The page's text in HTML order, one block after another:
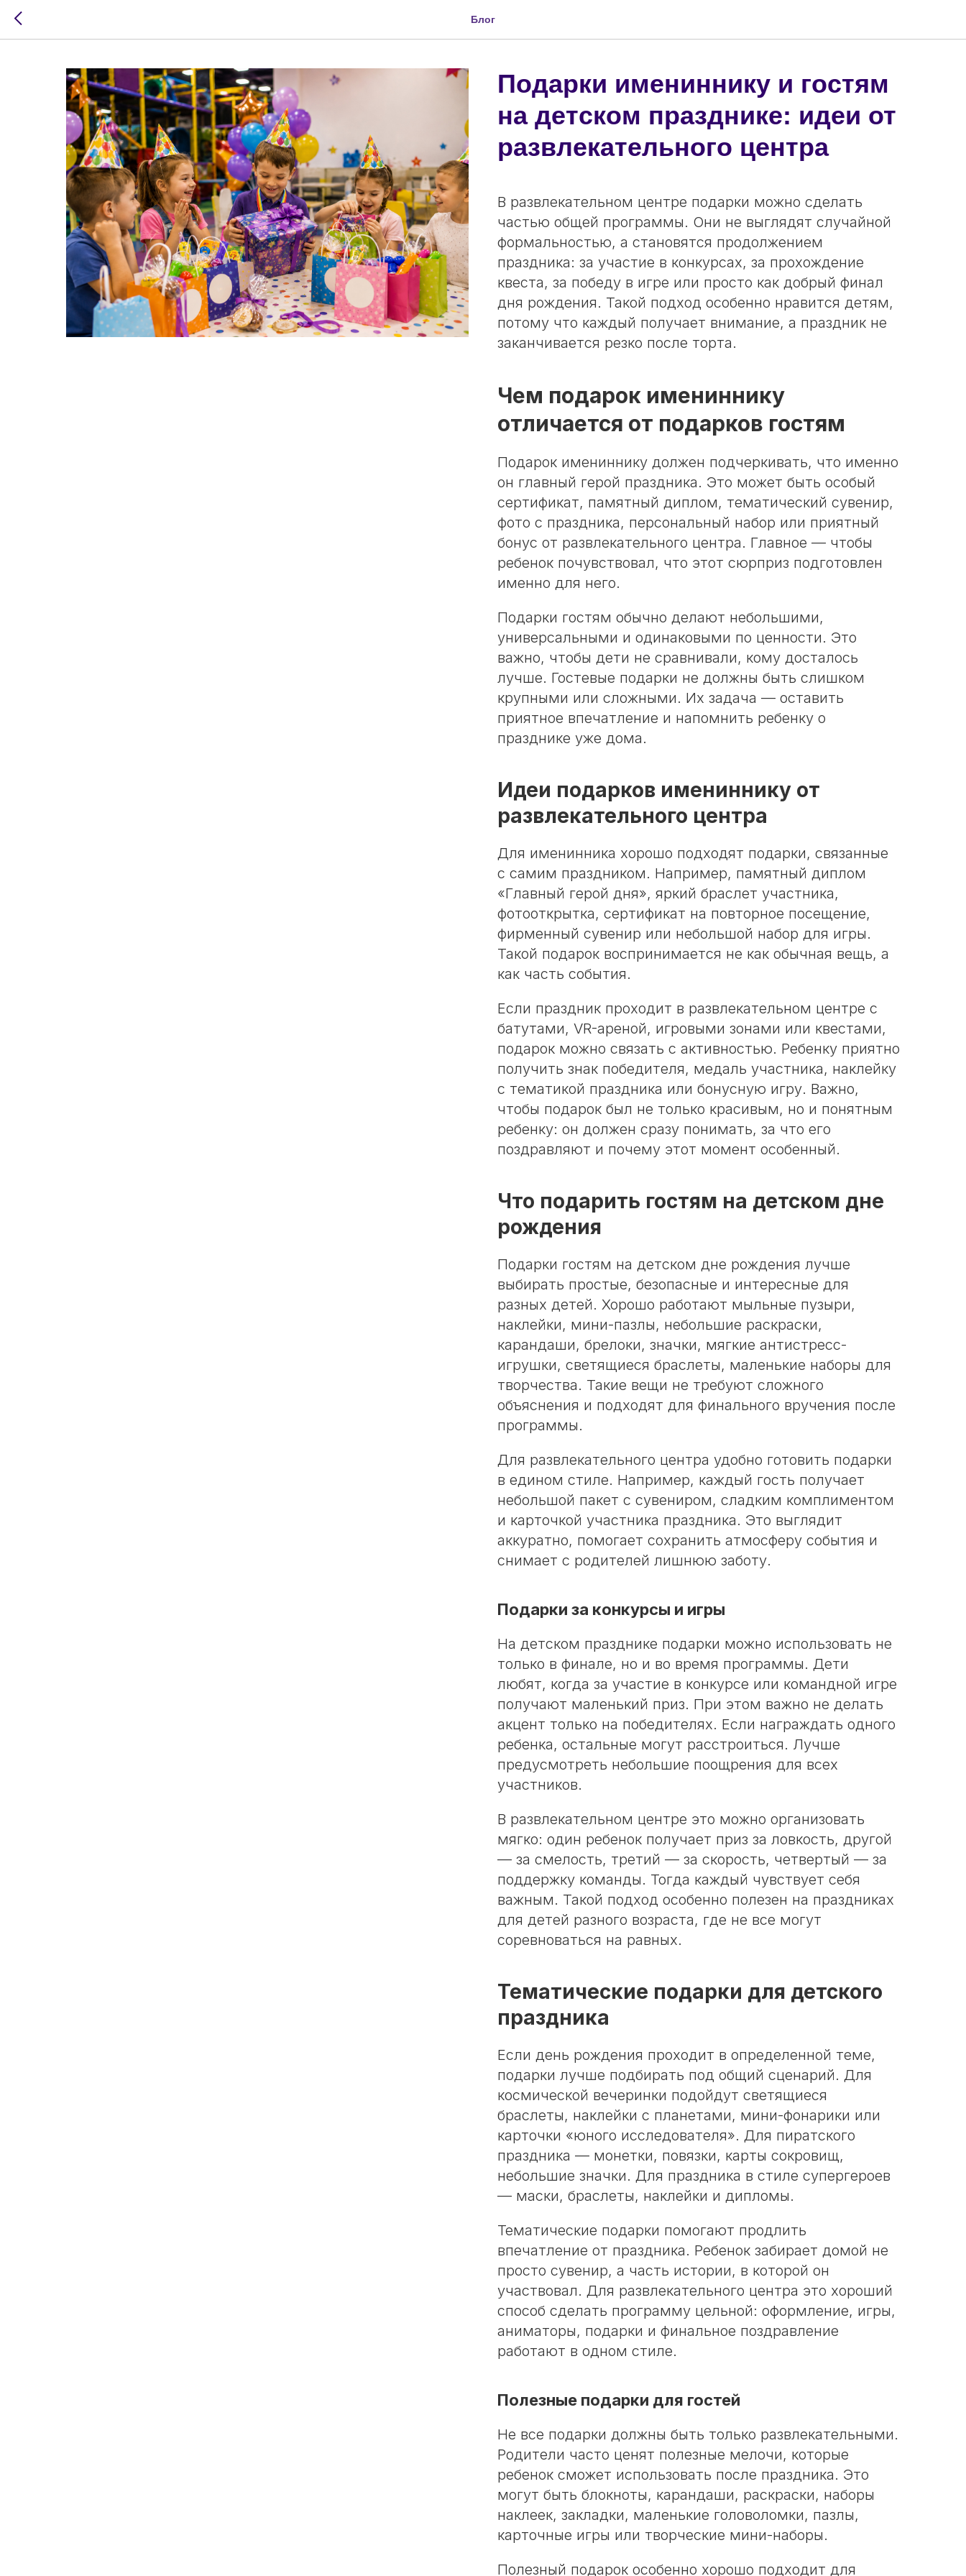
Блог
Подарки имениннику и гостям
на детском празднике: идеи от
развлекательного центра
В развлекательном центре подарки можно сделать
частью общей программы. Они не выглядят случайной
формальностью, а становятся продолжением
праздника: за участие в конкурсах, за прохождение
квеста, за победу в игре или просто как добрый финал
дня рождения. Такой подход особенно нравится детям,
потому что каждый получает внимание, а праздник не
заканчивается резко после торта.
Чем подарок имениннику
отличается от подарков гостям
Подарок имениннику должен подчеркивать, что именно
он главный герой праздника. Это может быть особый
сертификат, памятный диплом, тематический сувенир,
фото с праздника, персональный набор или приятный
бонус от развлекательного центра. Главное — чтобы
ребенок почувствовал, что этот сюрприз подготовлен
именно для него.
Подарки гостям обычно делают небольшими,
универсальными и одинаковыми по ценности. Это
важно, чтобы дети не сравнивали, кому досталось
лучше. Гостевые подарки не должны быть слишком
крупными или сложными. Их задача — оставить
приятное впечатление и напомнить ребенку о
празднике уже дома.
Идеи подарков имениннику от
развлекательного центра
Для именинника хорошо подходят подарки, связанные
с самим праздником. Например, памятный диплом
«Главный герой дня», яркий браслет участника,
фотооткрытка, сертификат на повторное посещение,
фирменный сувенир или небольшой набор для игры.
Такой подарок воспринимается не как обычная вещь, а
как часть события.
Если праздник проходит в развлекательном центре с
батутами, VR-ареной, игровыми зонами или квестами,
подарок можно связать с активностью. Ребенку приятно
получить знак победителя, медаль участника, наклейку
с тематикой праздника или бонусную игру. Важно,
чтобы подарок был не только красивым, но и понятным
ребенку: он должен сразу понимать, за что его
поздравляют и почему этот момент особенный.
Что подарить гостям на детском дне
рождения
Подарки гостям на детском дне рождения лучше
выбирать простые, безопасные и интересные для
разных детей. Хорошо работают мыльные пузыри,
наклейки, мини-пазлы, небольшие раскраски,
карандаши, брелоки, значки, мягкие антистресс-
игрушки, светящиеся браслеты, маленькие наборы для
творчества. Такие вещи не требуют сложного
объяснения и подходят для финального вручения после
программы.
Для развлекательного центра удобно готовить подарки
в едином стиле. Например, каждый гость получает
небольшой пакет с сувениром, сладким комплиментом
и карточкой участника праздника. Это выглядит
аккуратно, помогает сохранить атмосферу события и
снимает с родителей лишнюю заботу.
Подарки за конкурсы и игры
На детском празднике подарки можно использовать не
только в финале, но и во время программы. Дети
любят, когда за участие в конкурсе или командной игре
получают маленький приз. При этом важно не делать
акцент только на победителях. Если награждать одного
ребенка, остальные могут расстроиться. Лучше
предусмотреть небольшие поощрения для всех
участников.
В развлекательном центре это можно организовать
мягко: один ребенок получает приз за ловкость, другой
— за смелость, третий — за скорость, четвертый — за
поддержку команды. Тогда каждый чувствует себя
важным. Такой подход особенно полезен на праздниках
для детей разного возраста, где не все могут
соревноваться на равных.
Тематические подарки для детского
праздника
Если день рождения проходит в определенной теме,
подарки лучше подбирать под общий сценарий. Для
космической вечеринки подойдут светящиеся
браслеты, наклейки с планетами, мини-фонарики или
карточки «юного исследователя». Для пиратского
праздника — монетки, повязки, карты сокровищ,
небольшие значки. Для праздника в стиле супергероев
— маски, браслеты, наклейки и дипломы.
Тематические подарки помогают продлить
впечатление от праздника. Ребенок забирает домой не
просто сувенир, а часть истории, в которой он
участвовал. Для развлекательного центра это хороший
способ сделать программу цельной: оформление, игры,
аниматоры, подарки и финальное поздравление
работают в одном стиле.
Полезные подарки для гостей
Не все подарки должны быть только развлекательными.
Родители часто ценят полезные мелочи, которые
ребенок сможет использовать после праздника. Это
могут быть блокноты, карандаши, раскраски, наборы
наклеек, закладки, маленькие головоломки, пазлы,
карточные игры или творческие мини-наборы.
Полезный подарок особенно хорошо подходит для